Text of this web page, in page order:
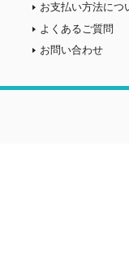
お支払い方法につ
よくあるご質問
お問い合わせ